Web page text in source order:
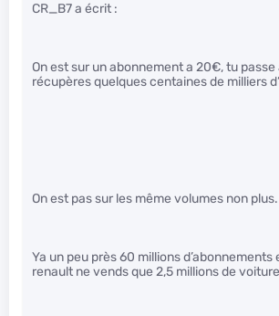
CR_B7 a écrit :
On est sur un abonnement a 20€, tu passe
récupères quelques centaines de milliers
On est pas sur les même volumes non plus.
Ya un peu près 60 millions d’abonnements
renault ne vends que 2,5 millions de